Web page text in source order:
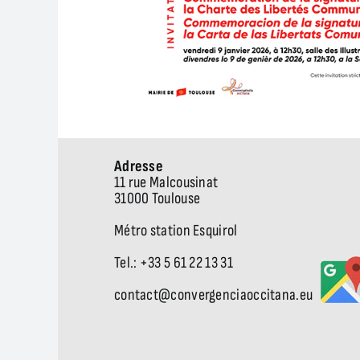
Adresse
11 rue Malcousinat
31000 Toulouse
Métro station Esquirol
Tel.: +33 5 61 22 13 31
contact@convergenciaoccitana.eu